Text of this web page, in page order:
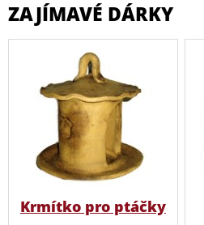
ZAJÍMAVÉ DÁRKY
Krmítko pro ptáčky